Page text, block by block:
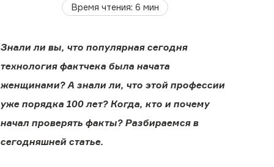
Время чтения: 6 мин
Знали ли вы, что популярная сегодня
технология фактчека была начата
женщинами? А знали ли, что этой профессии
уже порядка 100 лет? Когда, кто и почему
начал проверять факты? Разбираемся в
сегодняшней статье.